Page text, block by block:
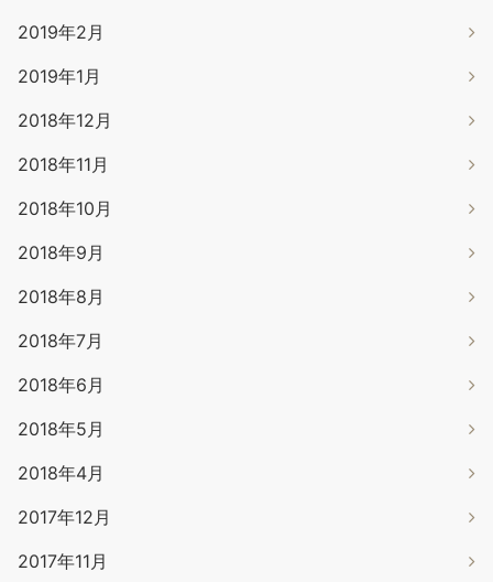
2019年2月
2019年1月
2018年12月
2018年11月
2018年10月
2018年9月
2018年8月
2018年7月
2018年6月
2018年5月
2018年4月
2017年12月
2017年11月